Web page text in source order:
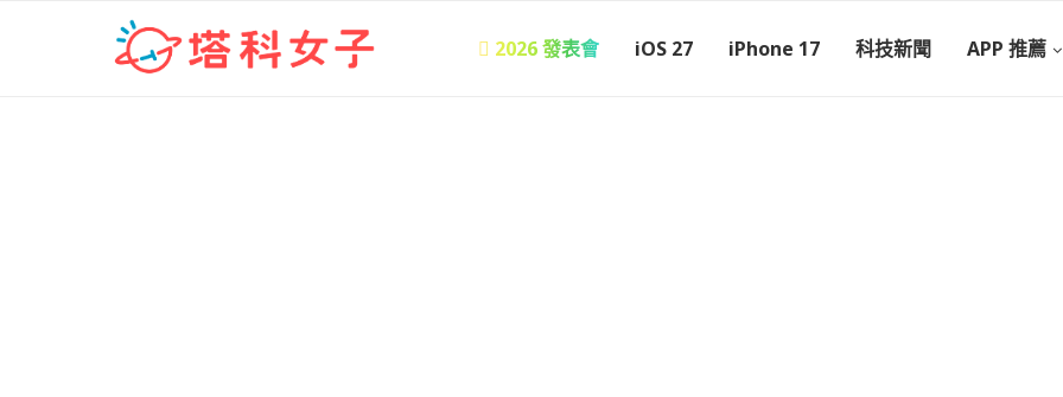
 2026 發表會 iOS 27 iPhone 17 科技新聞 APP 推薦